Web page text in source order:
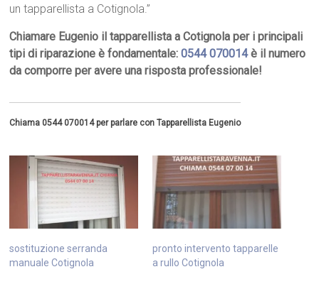
un tapparellista a Cotignola.”
Chiamare Eugenio il tapparellista a Cotignola per i principali
tipi di riparazione è fondamentale:0544 070014è il numero
da comporre per avere una risposta professionale!
Chiama 0544 070014 per parlare con Tapparellista Eugenio
sostituzione serranda
manuale Cotignola
pronto intervento tapparelle
a rullo Cotignola